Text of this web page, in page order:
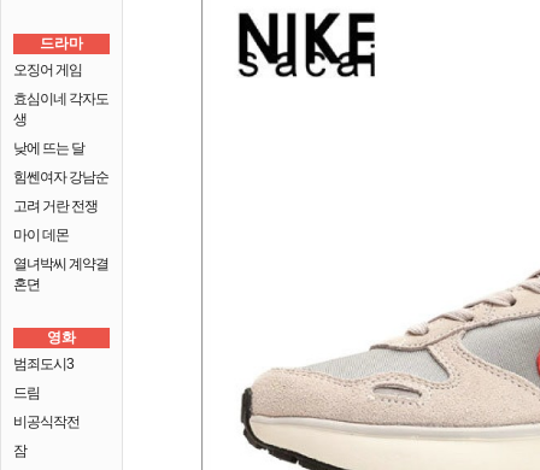
드라마
오징어 게임
효심이네 각자도
생
낮에 뜨는 달
힘쎈여자 강남순
고려 거란 전쟁
마이 데몬
열녀박씨 계약결
혼뎐
영화
범죄도시3
드림
비공식작전
잠